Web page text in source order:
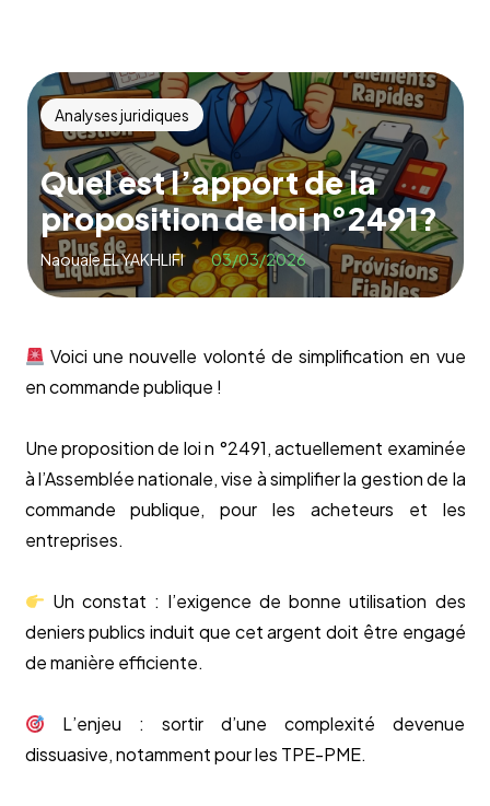
Analyses juridiques
Quel est l’apport de la
proposition de loi n°2491?
Naouale EL YAKHLIFI 03/03/2026
Voici une nouvelle volonté de simplification en vue
en commande publique !
Une proposition de loi n °2491, actuellement examinée
à l’Assemblée nationale, vise à simplifier la gestion de la
commande publique, pour les acheteurs et les
entreprises.
Un constat : l’exigence de bonne utilisation des
deniers publics induit que cet argent doit être engagé
de manière efficiente.
L’enjeu : sortir d’une complexité devenue
dissuasive, notamment pour les TPE-PME.